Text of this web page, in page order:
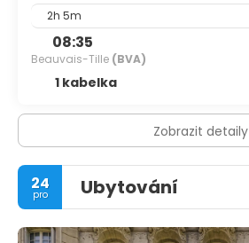
2h 5m
08:35
Beauvais-Tille (BVA)
1 kabelka
Zobrazit detaily
24
pro Ubytování